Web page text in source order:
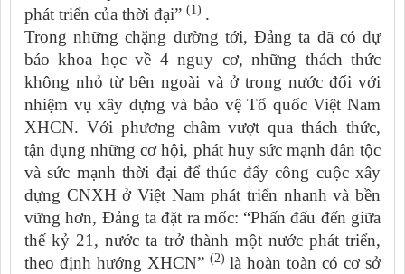
phát triển của thời đại” (1) .
Trong những chặng đường tới, Đảng ta đã có dự
báo khoa học về 4 nguy cơ, những thách thức
không nhỏ từ bên ngoài và ở trong nước đối với
nhiệm vụ xây dựng và bảo vệ Tổ quốc Việt Nam
XHCN. Với phương châm vượt qua thách thức,
tận dụng những cơ hội, phát huy sức mạnh dân tộc
và sức mạnh thời đại để thúc đẩy công cuộc xây
dựng CNXH ở Việt Nam phát triển nhanh và bền
vững hơn, Đảng ta đặt ra mốc: “Phấn đấu đến giữa
thế kỷ 21, nước ta trở thành một nước phát triển,
theo định hướng XHCN” (2) là hoàn toàn có cơ sở